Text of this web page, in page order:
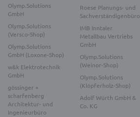
Olymp.Solutions
GmbH
Olymp.Solutions
(Versco-Shop)
Olymp.Solutions
GmbH (Loxone-Shop)
w&k Elektrotechnik
GmbH
gössinger +
scharfenberg
Architektur- und
Ingenieurbüro
Roese Planungs- und
Sachverständigenbüro
IMB Inntaler
Metallbau Vertriebs
GmbH
Olymp.Solutions
(Weinor-Shop)
Olymp.Solutions
(Klöpferholz-Shop)
Adolf Würth GmbH &
Co. KG